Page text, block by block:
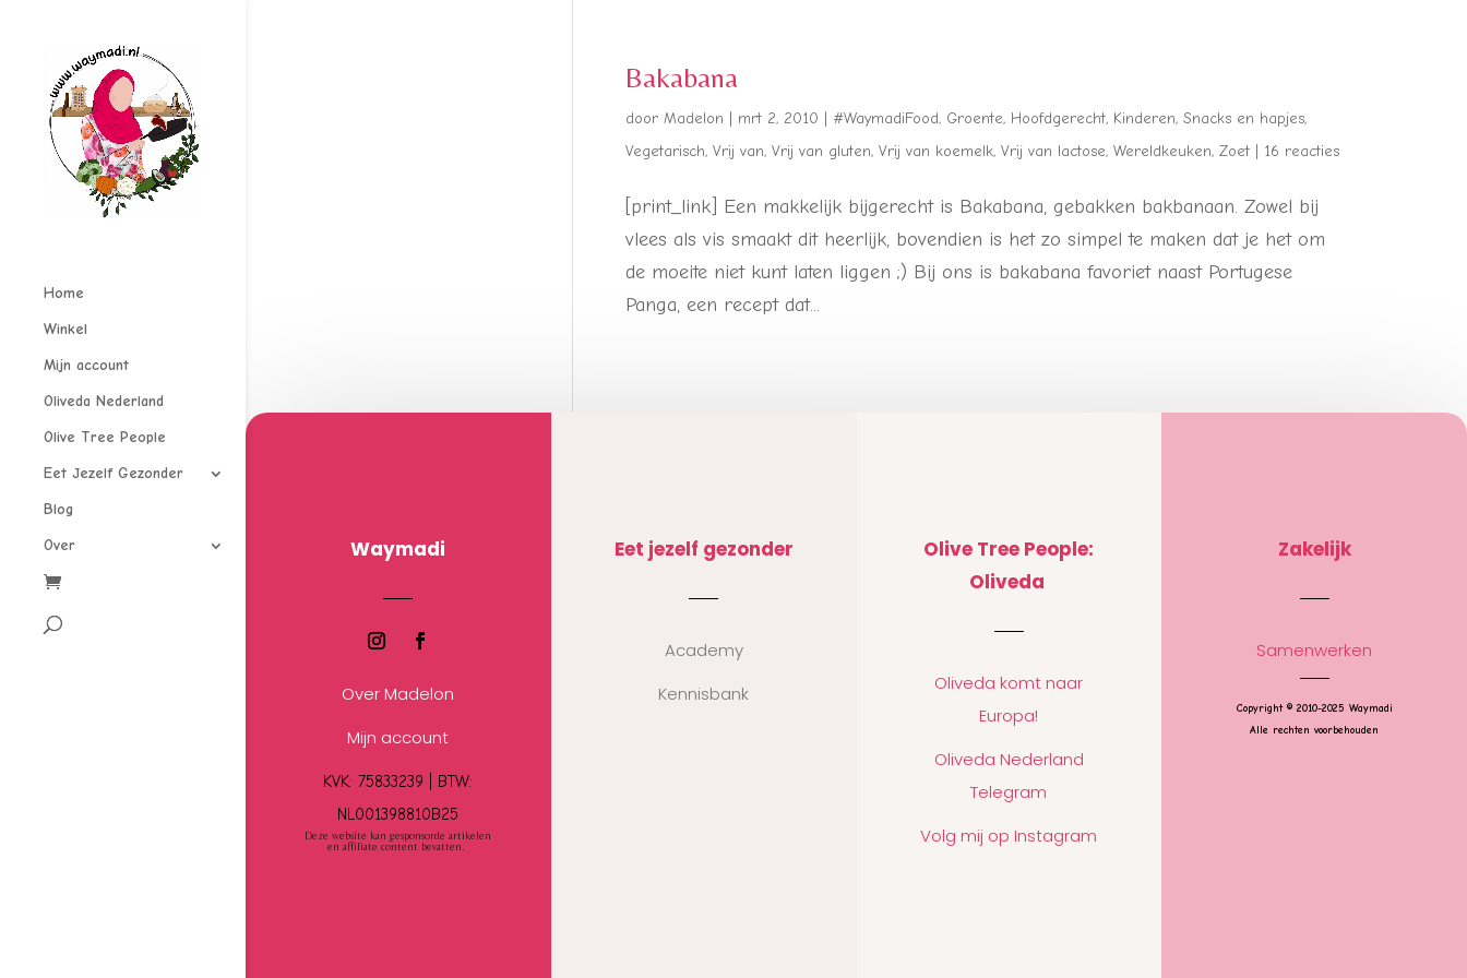
Home
Winkel
Mijn account
Oliveda Nederland
Olive Tree People
Eet Jezelf Gezonder
Blog
Over
Bakabana
doorMadelon mrt 2, 2010 #WaymadiFood, Groente, Hoofdgerecht, Kinderen,Snacks en hapjes,
Vegetarisch,Vrij van,Vrij van gluten,Vrij van koemelk,Vrij van lactose,Wereldkeuken,Zoet 16 reacties
[print_link] Een makkelijk bijgerecht is Bakabana, gebakken bakbanaan. Zowel bij
vlees als vis smaakt dit heerlijk, bovendien is het zo simpel te maken dat je het om
de moeite niet kunt laten liggen ;) Bij ons is bakabana favoriet naast Portugese
Panga, een recept dat...
Waymadi
Over Madelon
Mijn account
KVK: 75833239 | BTW:
NL001398810B25
Deze website kan gesponsorde artikelen
en affiliate content bevatten.
Eet jezelf gezonder
Academy
Kennisbank
Olive Tree People:
Oliveda
Oliveda komt naar
Europa!
Oliveda Nederland
Telegram
Volg mij op Instagram
Zakelijk
Samenwerken
Copyright © 2010-2025 Waymadi
Alle rechten voorbehouden